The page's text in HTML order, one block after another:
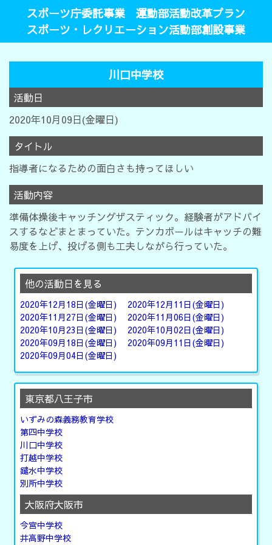
スポーツ庁委託事業 運動部活動改革プラン
スポーツ・レクリエーション活動部創設事業
川口中学校
活動日
2020年10月09日(金曜日)
タイトル
指導者になるための面白さも持ってほしい
活動内容
準備体操後キャッチングザスティック。経験者がアドバイ
スするなどまとまっていた。テンカボールはキャッチの難
易度を上げ、投げる側も工夫しながら行っていた。
他の活動日を見る
2020年12月18日(金曜日)
2020年12月11日(金曜日)
2020年11月27日(金曜日)
2020年11月06日(金曜日)
2020年10月23日(金曜日)
2020年10月02日(金曜日)
2020年09月18日(金曜日)
2020年09月11日(金曜日)
2020年09月04日(金曜日)
東京都八王子市
いずみの森義務教育学校
第四中学校
川口中学校
打越中学校
鑓水中学校
別所中学校
大阪府大阪市
今宮中学校
井高野中学校